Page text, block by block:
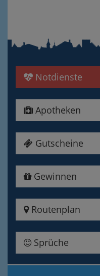
Notdienste
Apotheken
Gutscheine
Gewinnen
Routenplan
Sprüche